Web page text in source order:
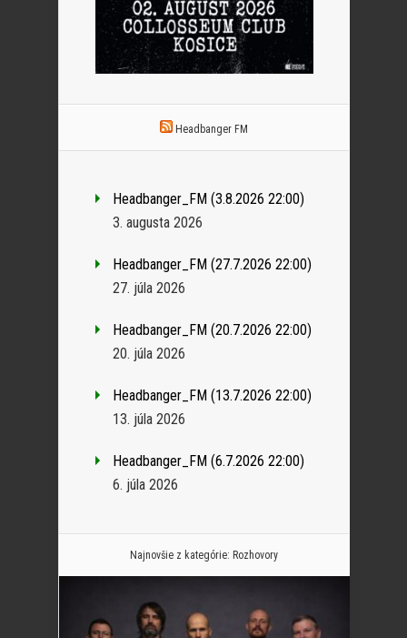
Headbanger FM
Headbanger_FM (3.8.2026 22:00)
3. augusta 2026
Headbanger_FM (27.7.2026 22:00)
27. júla 2026
Headbanger_FM (20.7.2026 22:00)
20. júla 2026
Headbanger_FM (13.7.2026 22:00)
13. júla 2026
Headbanger_FM (6.7.2026 22:00)
6. júla 2026
Najnovšie z kategórie: Rozhovory